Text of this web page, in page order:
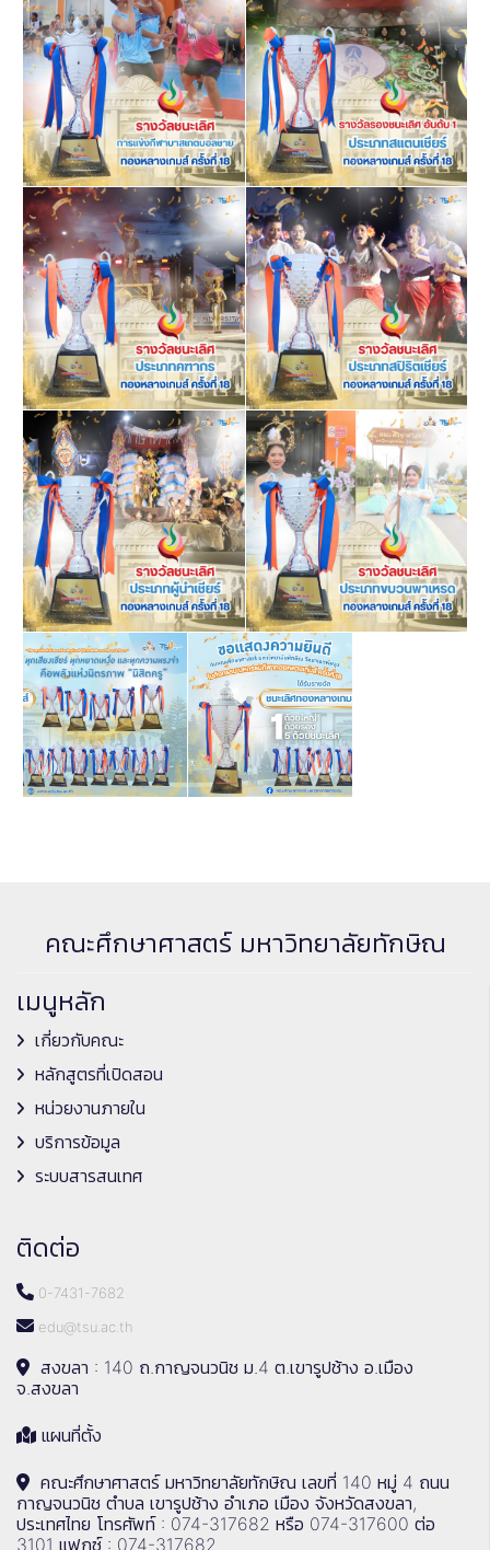
คณะศึกษาศาสตร์ มหาวิทยาลัยทักษิณ
เมนูหลัก
เกี่ยวกับคณะ
หลักสูตรที่เปิดสอน
หน่วยงานภายใน
บริการข้อมูล
ระบบสารสนเทศ
ติดต่อ
0-7431-7682
edu@tsu.ac.th
สงขลา : 140 ถ.กาญจนวนิช ม.4 ต.เขารูปช้าง อ.เมือง
จ.สงขลา
แผนที่ตั้ง
คณะศึกษาศาสตร์ มหาวิทยาลัยทักษิณ เลขที่ 140 หมู่ 4 ถนน
กาญจนวนิช ตำบล เขารูปช้าง อำเภอ เมือง จังหวัดสงขลา,
ประเทศไทย โทรศัพท์ : 074-317682 หรือ 074-317600 ต่อ
3101 แฟกซ์ : 074-317682